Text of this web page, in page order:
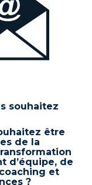
souhaitez
être
de la
d’équipe, de
et
?